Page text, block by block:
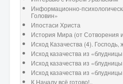
Информационно-
Головин»
Ипостаси Христа
История Мира (от Сотворения
Исход Казачества (4). Господь,
Исход казачества из
Исход казачества из
Исход казачества из
К Началу всё готово!..